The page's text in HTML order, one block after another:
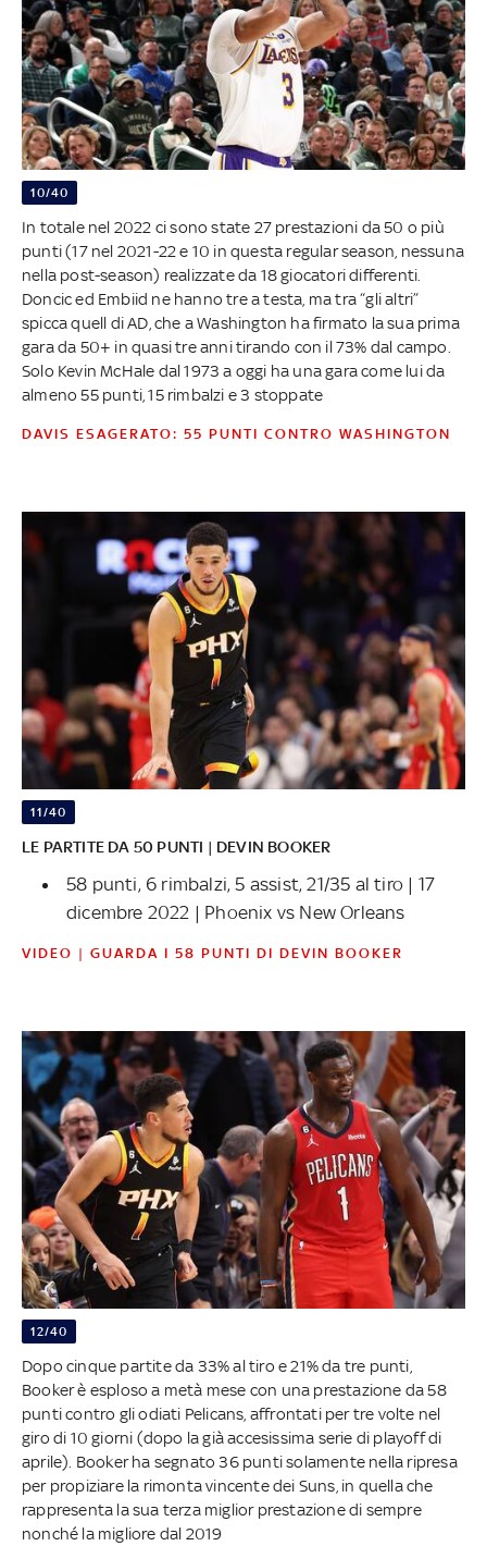
10/40
In totale nel 2022 ci sono state 27 prestazioni da 50 o più
punti (17 nel 2021-22 e 10 in questa regular season, nessuna
nella post-season) realizzate da 18 giocatori differenti.
Doncic ed Embiid ne hanno tre a testa, ma tra “gli altri”
spicca quell di AD, che a Washington ha firmato la sua prima
gara da 50+ in quasi tre anni tirando con il 73% dal campo.
Solo Kevin McHale dal 1973 a oggi ha una gara come lui da
almeno 55 punti, 15 rimbalzi e 3 stoppate
DAVIS ESAGERATO: 55 PUNTI CONTRO WASHINGTON
11/40
LE PARTITE DA 50 PUNTI | DEVIN BOOKER
58 punti, 6 rimbalzi, 5 assist, 21/35 al tiro | 17
dicembre 2022 | Phoenix vs New Orleans
VIDEO | GUARDA I 58 PUNTI DI DEVIN BOOKER
12/40
Dopo cinque partite da 33% al tiro e 21% da tre punti,
Booker è esploso a metà mese con una prestazione da 58
punti contro gli odiati Pelicans, affrontati per tre volte nel
giro di 10 giorni (dopo la già accesissima serie di playoff di
aprile). Booker ha segnato 36 punti solamente nella ripresa
per propiziare la rimonta vincente dei Suns, in quella che
rappresenta la sua terza miglior prestazione di sempre
nonché la migliore dal 2019